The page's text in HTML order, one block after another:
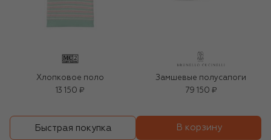
Хлопковое поло
13 150 ₽
Замшевые полусапоги
79 150 ₽
Быстрая покупка В корзину